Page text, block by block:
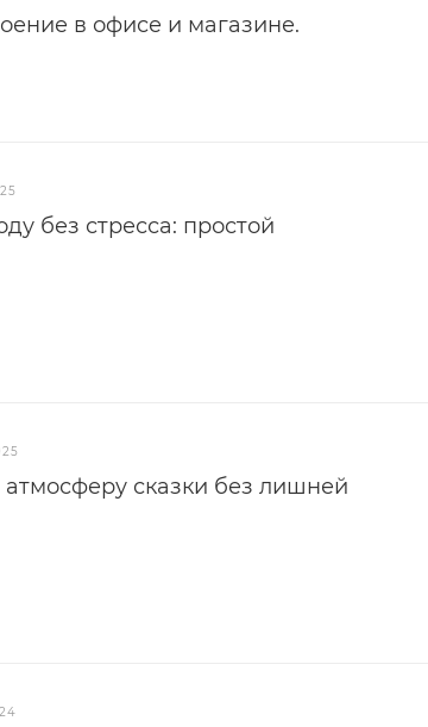
в офисе и магазине.
без стресса: простой
сказки без лишней